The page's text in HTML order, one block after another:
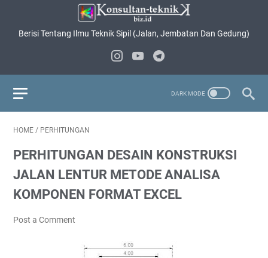
Berisi Tentang Ilmu Teknik Sipil (Jalan, Jembatan Dan Gedung)
HOME / PERHITUNGAN
PERHITUNGAN DESAIN KONSTRUKSI
JALAN LENTUR METODE ANALISA
KOMPONEN FORMAT EXCEL
Post a Comment